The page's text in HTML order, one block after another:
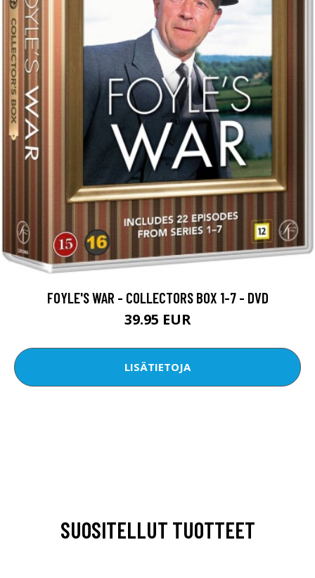
FOYLE'S WAR - COLLECTORS BOX 1-7 - DVD
39.95 EUR
LISÄTIETOJA
SUOSITELLUT TUOTTEET